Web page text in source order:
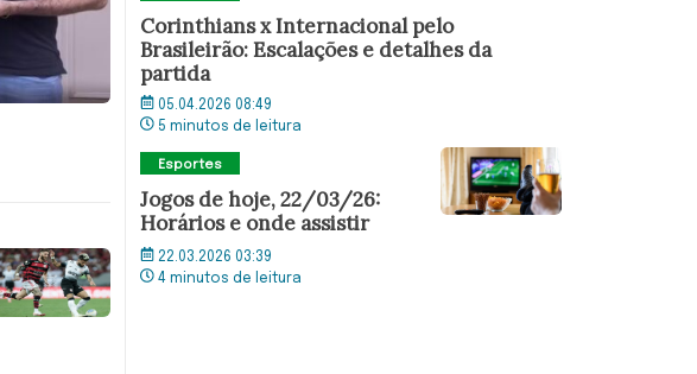
Corinthians x Internacional pelo
Brasileirão: Escalações e detalhes da
partida
05.04.2026 08:49
5 minutos de leitura
Esportes
Jogos de hoje, 22/03/26:
Horários e onde assistir
22.03.2026 03:39
4 minutos de leitura